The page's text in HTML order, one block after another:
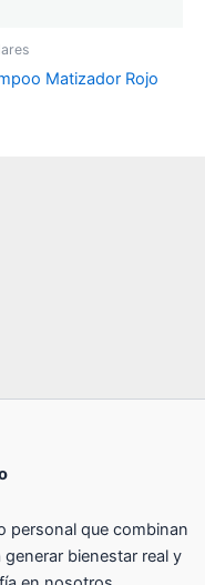
Matizador Rojo
personal que combinan
bienestar real y